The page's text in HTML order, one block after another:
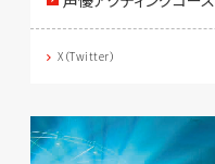
X（Twitter）